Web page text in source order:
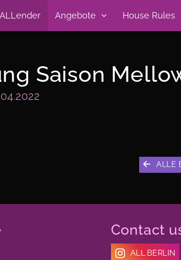
Angebote House Rules
Saison
ALLE
Contact
ALL.BERLIN